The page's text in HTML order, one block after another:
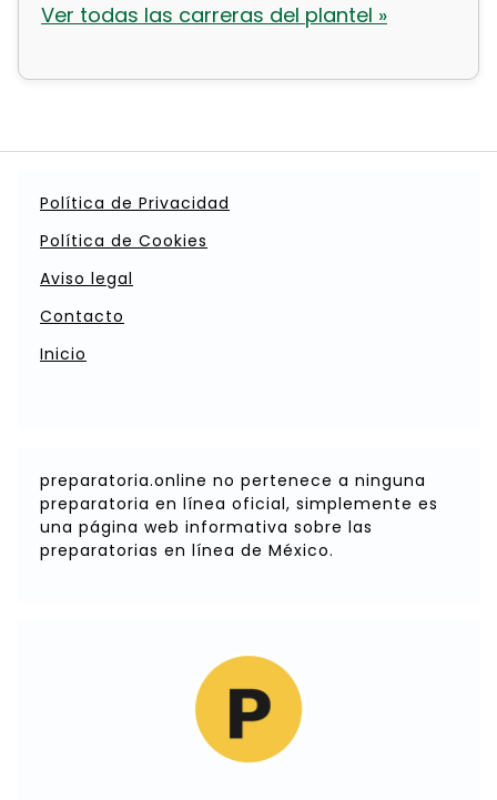
Ver todas las carreras del plantel »
Política de Privacidad
Política de Cookies
Aviso legal
Contacto
Inicio
preparatoria.online no pertenece a ninguna
preparatoria en línea oficial, simplemente es
una página web informativa sobre las
preparatorias en línea de México.